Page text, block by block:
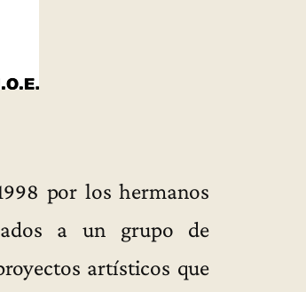
por los hermanos
a un grupo de
artísticos que